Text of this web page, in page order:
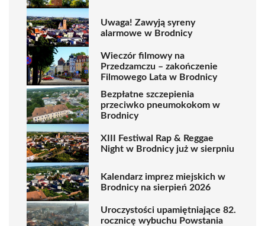
Uwaga! Zawyją syreny
alarmowe w Brodnicy
Wieczór filmowy na
Przedzamczu – zakończenie
Filmowego Lata w Brodnicy
Bezpłatne szczepienia
przeciwko pneumokokom w
Brodnicy
XIII Festiwal Rap & Reggae
Night w Brodnicy już w sierpniu
Kalendarz imprez miejskich w
Brodnicy na sierpień 2026
Uroczystości upamiętniające 82.
rocznicę wybuchu Powstania